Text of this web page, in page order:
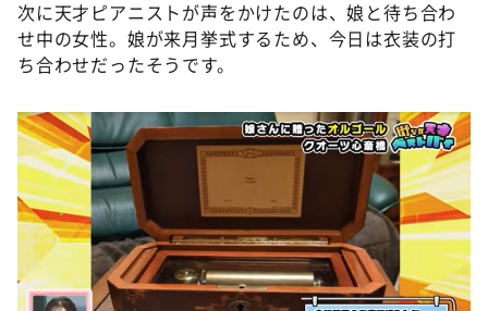
次に天才ピアニストが声をかけたのは、娘と待ち合わ
せ中の女性。娘が来月挙式するため、今日は衣装の打
ち合わせだったそうです。